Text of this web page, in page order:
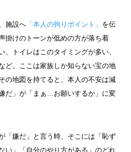
施設へ「本人の拘りポイント」 を伝
掛けのトーンが低めの方が落ち着
、トイレはこのタイミングが多い、
ど。ここは家族しか知らない宝の地
の地図を持てると、本人の不安は減
だ」が「まぁ…お願いするか」に変
「嫌だ」と言う時、そこには「恥ず
い」「自分のやり方がある」のどれ